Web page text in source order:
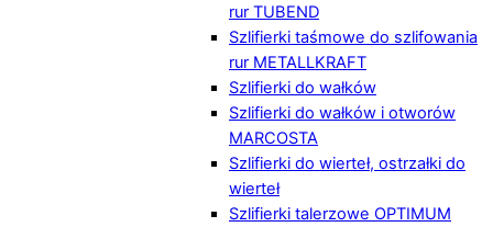
rur TUBEND
Szlifierki taśmowe do szlifowania
rur METALLKRAFT
Szlifierki do wałków
Szlifierki do wałków i otworów
MARCOSTA
Szlifierki do wierteł, ostrzałki do
wierteł
Szlifierki talerzowe OPTIMUM